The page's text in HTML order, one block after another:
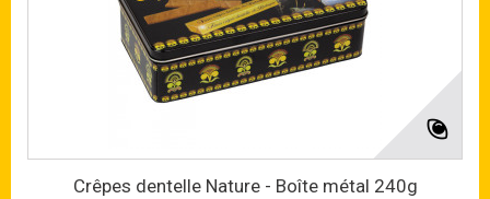
Crêpes dentelle Nature - Boîte métal 240g